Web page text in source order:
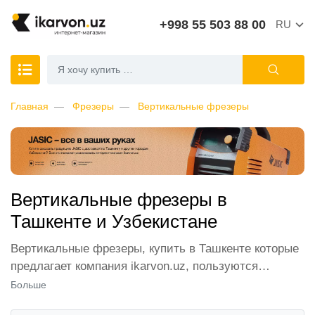
+998 55 503 88 00 RU
Главная Фрезеры Вертикальные фрезеры
Вертикальные фрезеры в
Ташкенте и Узбекистане
Вертикальные фрезеры, купить в Ташкенте которые
предлагает компания ikarvon.uz, пользуются
широким спросом среди наших клиентов. Мы
Больше